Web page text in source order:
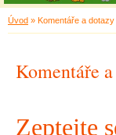
Úvod » Komentáře a dotazy
Komentáře
Zeptejte